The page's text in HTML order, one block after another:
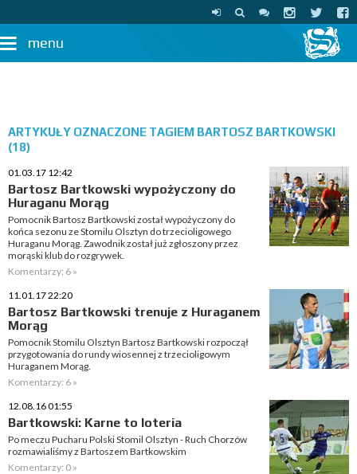
menu
ARTYKUŁY OZNACZONE TAGIEM BARTOSZ BARTKOWSKI
(18)
01.03.17 12:42
Bartosz Bartkowski wypożyczony do
Huraganu Morąg
Pomocnik Bartosz Bartkowski został wypożyczony do
końca sezonu ze Stomilu Olsztyn do trzecioligowego
Huraganu Morąg. Zawodnik został już zgłoszony przez
morąski klub do rozgrywek.
Komentarzy: 6 »
11.01.17 22:20
Bartosz Bartkowski trenuje z Huraganem
Morąg
Pomocnik Stomilu Olsztyn Bartosz Bartkowski rozpoczął
przygotowania do rundy wiosennej z trzecioligowym
Huraganem Morąg.
Komentarzy: 6 »
12.08.16 01:55
Bartkowski: Karne to loteria
Po meczu Pucharu Polski Stomil Olsztyn - Ruch Chorzów
rozmawialiśmy z Bartoszem Bartkowskim
Komentarzy: 0 »